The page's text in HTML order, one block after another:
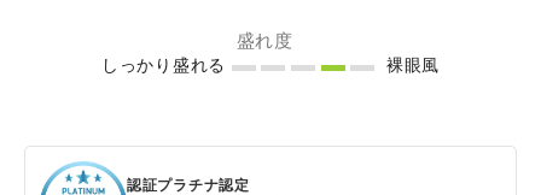
盛れ度
しっかり盛れる 裸眼風
認証プラチナ認定